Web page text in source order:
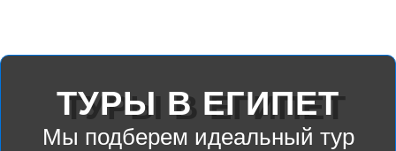
ТУРЫ В ЕГИПЕТ
Мы подберем идеальный тур